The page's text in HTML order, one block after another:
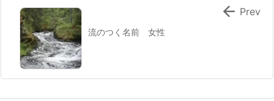
流のつく名前 女性
 Prev